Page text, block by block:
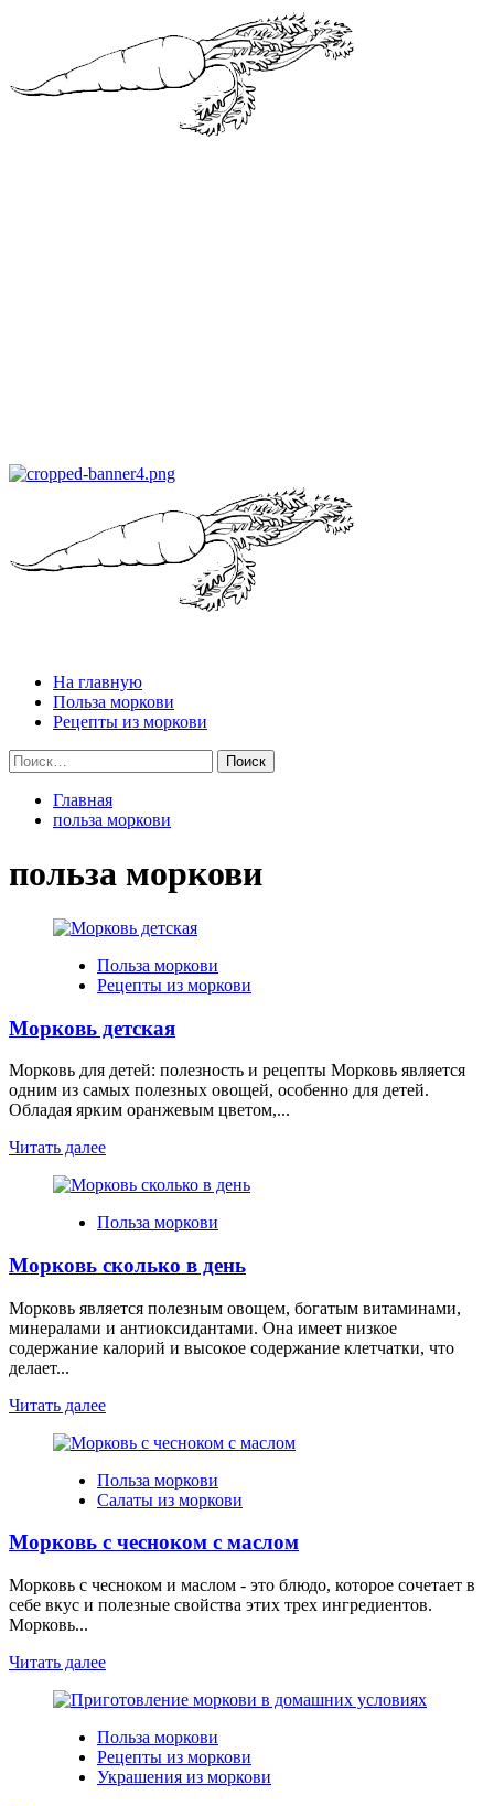
содержимому
На главную
Польза моркови
Рецепты из моркови
Найти:
Главная
польза моркови
польза моркови
Польза моркови
Рецепты из моркови
Морковь детская
Морковь для детей: полезность и рецепты Морковь является
одним из самых полезных овощей, особенно для детей.
Обладая ярким оранжевым цветом,...
Читать далее
Польза моркови
Морковь сколько в день
Морковь является полезным овощем, богатым витаминами,
минералами и антиоксидантами. Она имеет низкое
содержание калорий и высокое содержание клетчатки, что
делает...
Читать далее
Польза моркови
Салаты из моркови
Морковь с чесноком с маслом
Морковь с чесноком и маслом - это блюдо, которое сочетает в
себе вкус и полезные свойства этих трех ингредиентов.
Морковь...
Читать далее
Польза моркови
Рецепты из моркови
Украшения из моркови